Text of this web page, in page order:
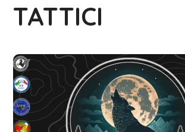
TATTICI